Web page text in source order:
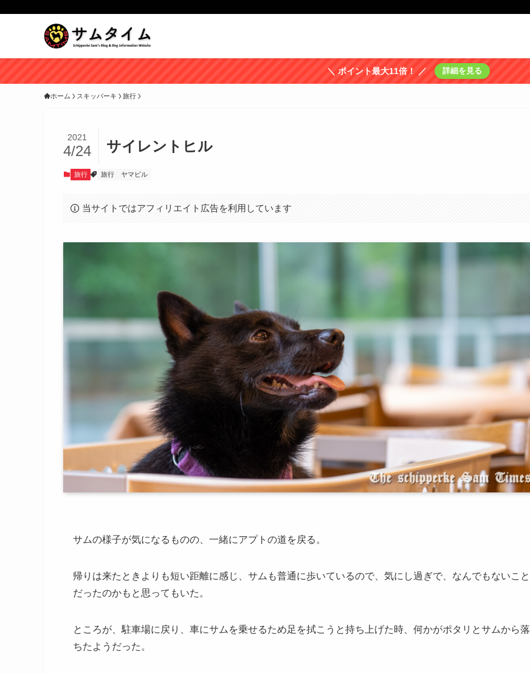
＼ ポイント最大11倍！ ／ 詳細を見る
ホーム スキッパーキ 旅行
サイレントヒル
2021
4/24
旅行 旅行 ヤマビル
当サイトではアフィリエイト広告を利用しています
サムの様子が気になるものの、一緒にアプトの道を戻る。
帰りは来たときよりも短い距離に感じ、サムも普通に歩いているので、気にし過ぎで、なんでもないこと
だったのかもと思ってもいた。
ところが、駐車場に戻り、車にサムを乗せるため足を拭こうと持ち上げた時、何かがポタリとサムから落
ちたようだった。